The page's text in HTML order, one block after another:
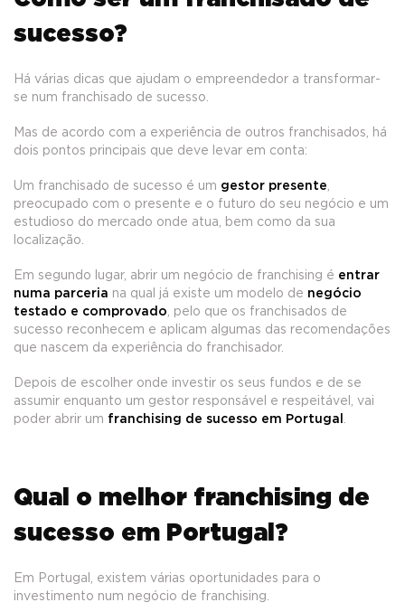
sucesso?
Há várias dicas que ajudam o empreendedor a transformar-
se num franchisado de sucesso.
Mas de acordo com a experiência de outros franchisados, há
dois pontos principais que deve levar em conta:
Um franchisado de sucesso é um gestor presente
preocupado com o presente e o futuro do seu negócio e um
estudioso do mercado onde atua, bem como da sua
localização.
Em segundo lugar, abrir um negócio de franchising é entrar
numa parceria na qual já existe um modelo de negócio
testado e comprovado , pelo que os franchisados de
sucesso reconhecem e aplicam algumas das recomendações
que nascem da experiência do franchisador.
Depois de escolher onde investir os seus fundos e de se
assumir enquanto um gestor responsável e respeitável, vai
poder abrir um franchising de sucesso em Portugal
Qual o melhor franchising de
sucesso em Portugal?
Em Portugal, existem várias oportunidades para o
investimento num negócio de franchising.